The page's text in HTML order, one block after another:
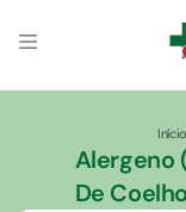
Início
Alergeno
De Coelho